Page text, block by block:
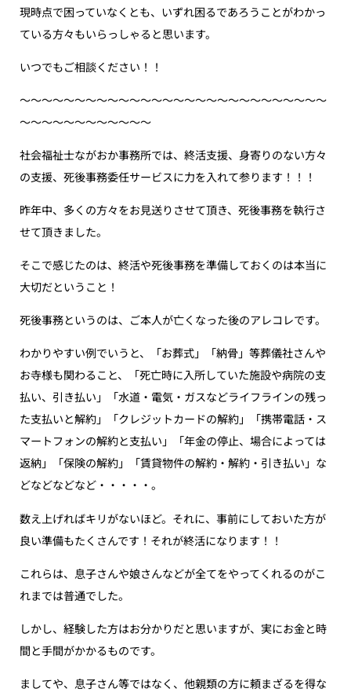
現時点で困っていなくとも、いずれ困るであろうことがわかっ
ている方々もいらっしゃると思います。
いつでもご相談ください！！
〜〜〜〜〜〜〜〜〜〜〜〜〜〜〜〜〜〜〜〜〜〜〜〜〜〜〜〜
〜〜〜〜〜〜〜〜〜〜〜〜
社会福祉士ながおか事務所では、終活支援、身寄りのない方々
の支援、死後事務委任サービスに力を入れて参ります！！！
昨年中、多くの方々をお見送りさせて頂き、死後事務を執行さ
せて頂きました。
そこで感じたのは、終活や死後事務を準備しておくのは本当に
大切だということ！
死後事務というのは、ご本人が亡くなった後のアレコレです。
わかりやすい例でいうと、「お葬式」「納骨」等葬儀社さんや
お寺様も関わること、「死亡時に入所していた施設や病院の支
払い、引き払い」「水道・電気・ガスなどライフラインの残っ
た支払いと解約」「クレジットカードの解約」「携帯電話・ス
マートフォンの解約と支払い」「年金の停止、場合によっては
返納」「保険の解約」「賃貸物件の解約・解約・引き払い」な
どなどなどなど・・・・・。
数え上げればキリがないほど。それに、事前にしておいた方が
良い準備もたくさんです！それが終活になります！！
これらは、息子さんや娘さんなどが全てをやってくれるのがこ
れまでは普通でした。
しかし、経験した方はお分かりだと思いますが、実にお金と時
間と手間がかかるものです。
ましてや、息子さん等ではなく、他親類の方に頼まざるを得な